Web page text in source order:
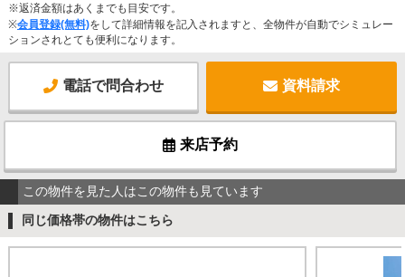
※返済金額はあくまでも目安です。
※会員登録(無料)をして詳細情報を記入されますと、全物件が自動でシミュレー
ションされとても便利になります。
電話で問合わせ 資料請求
来店予約
この物件を見た人はこの物件も見ています
同じ価格帯の物件はこちら